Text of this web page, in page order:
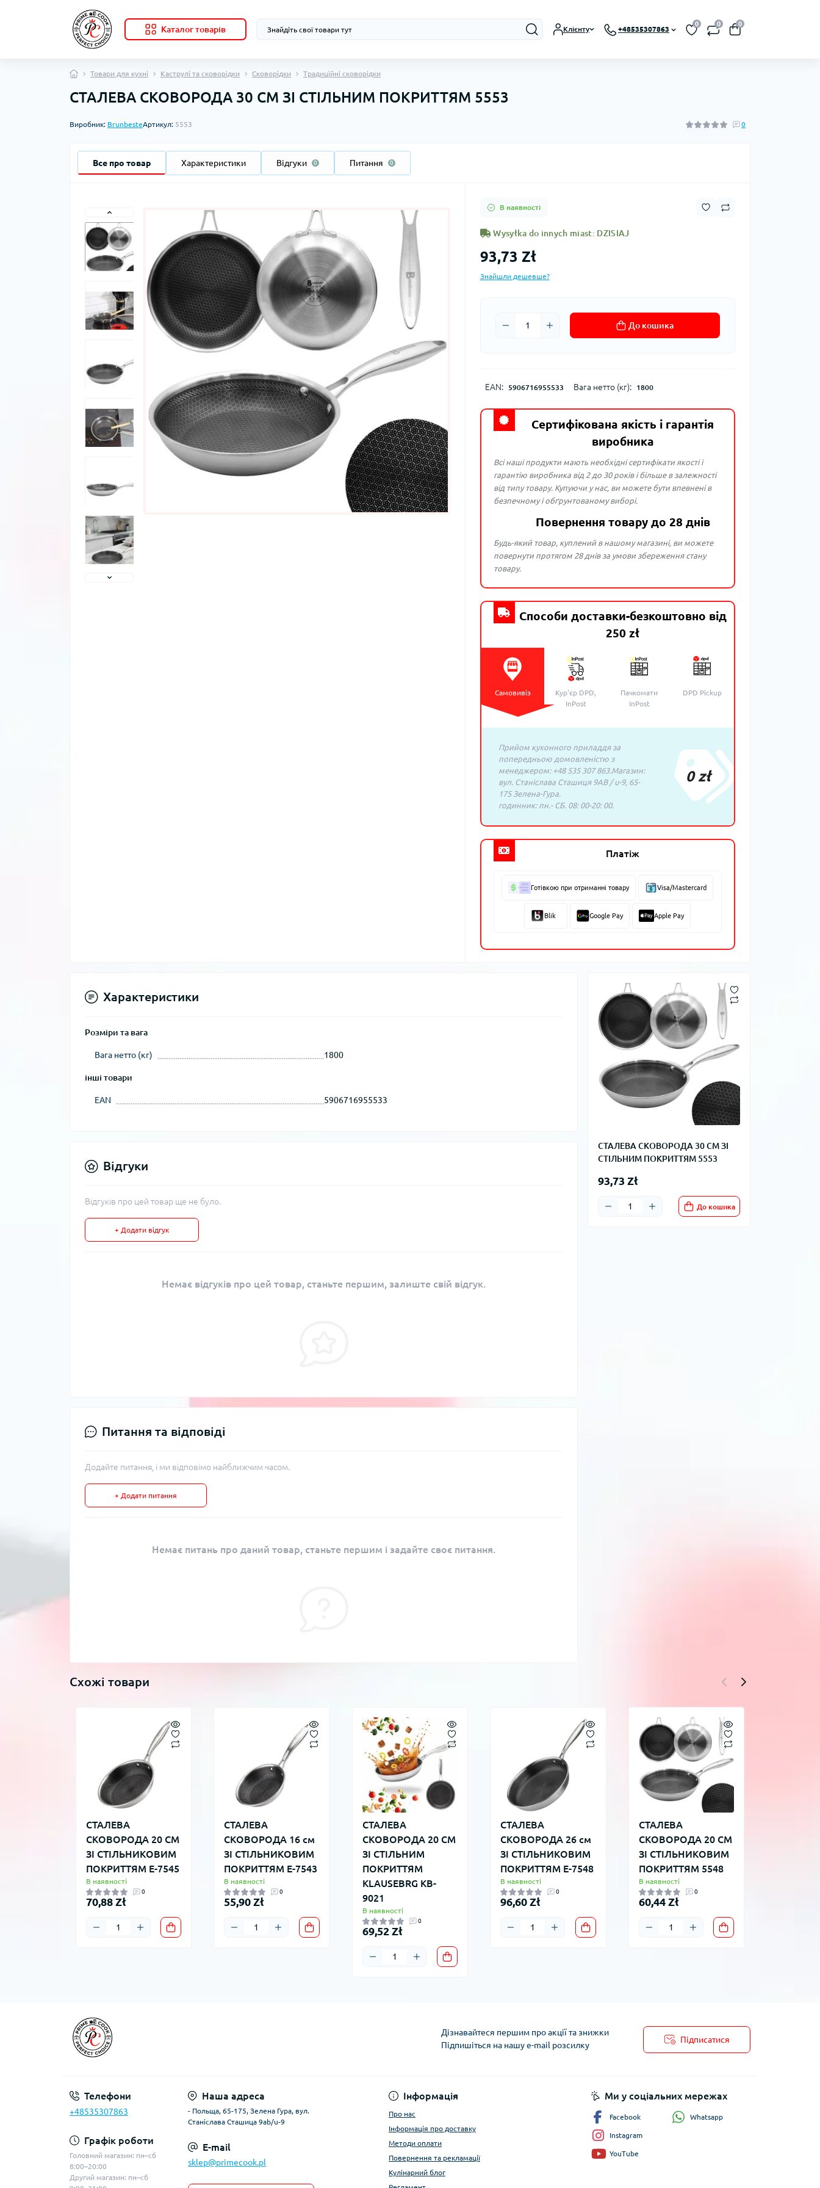
Каталог товарів Клієнту +48535307863
0 0 0
Товари для кухні Каструлі та сковорідки Сковорідки Традиційні сковорідки
СТАЛЕВА СКОВОРОДА 30 СМ ЗІ СТІЛЬНИМ ПОКРИТТЯМ 5553
Виробник: BrunbesteАртикул: 5553 0
Все про товар Характеристики Відгуки 0 Питання 0
В наявності
Wysyłka do innych miast: DZISIAJ
93,73 Zł
Знайшли дешевше?
До кошика
EAN: 5906716955533 Вага нетто (кг): 1800
Сертифікована якість і гарантія
виробника
Всі наші продукти мають необхідні сертифікати якості і
гарантію виробника від 2 до 30 років і більше в залежності
від типу товару. Купуючи у нас, ви можете бути впевнені в
безпечному і обґрунтованому виборі.
Повернення товару до 28 днів
Будь-який товар, куплений в нашому магазині, ви можете
повернути протягом 28 днів за умови збереження стану
товару.
Способи доставки-безкоштовно від
250 zł
Самовивіз
Кур'єр DPD,
InPost
Пачкомати
InPost
DPD Pickup
Прийом кухонного приладдя за
попередньою домовленістю з
менеджером: +48 535 307 863.Магазин:
вул. Станіслава Сташиця 9AB / u-9, 65-
175 Зелена-Гура.
годинник: пн.- СБ. 08: 00-20: 00.
0 zł
Платіж
Готівкою при отриманні товару Visa/Mastercard
Blik Google Pay Apple Pay
СТАЛЕВА СКОВОРОДА 30 СМ ЗІ
СТІЛЬНИМ ПОКРИТТЯМ 5553
93,73 Zł
До кошика
Характеристики
Розміри та вага
Вага нетто (кг) 1800
інші товари
EAN 5906716955533
Відгуки
Відгуків про цей товар ще не було.
+ Додати відгук
Немає відгуків про цей товар, станьте першим, залиште свій відгук.
Питання та відповіді
Додайте питання, і ми відповімо найближчим часом.
+ Додати питання
Немає питань про даний товар, станьте першим і задайте своє питання.
Схожі товари
СТАЛЕВА
СКОВОРОДА 20 СМ
ЗІ СТІЛЬНИКОВИМ
ПОКРИТТЯМ E-7545
В наявності
0
70,88 Zł
СТАЛЕВА
СКОВОРОДА 16 см
ЗІ СТІЛЬНИКОВИМ
ПОКРИТТЯМ E-7543
В наявності
0
55,90 Zł
СТАЛЕВА
СКОВОРОДА 20 СМ
ЗІ СТІЛЬНИМ
ПОКРИТТЯМ
KLAUSEBRG KB-
9021
В наявності
0
69,52 Zł
СТАЛЕВА
СКОВОРОДА 26 см
ЗІ СТІЛЬНИКОВИМ
ПОКРИТТЯМ E-7548
В наявності
0
96,60 Zł
СТАЛЕВА
СКОВОРОДА 20 СМ
ЗІ СТІЛЬНИКОВИМ
ПОКРИТТЯМ 5548
В наявності
0
60,44 Zł
Дізнавайтеся першим про акції та знижки
Підпишіться на нашу e-mail розсилку
Підписатися
Телефони
+48535307863
Графік роботи
Головний магазин: пн–сб
8:00–20:00
Другий магазин: пн–сб
Наша адреса
- Польща, 65-175, Зелена Гура, вул.
Станіслава Сташица 9ab/u-9
E-mail
sklep@primecook.pl
Інформація
Про нас
Інформація про доставку
Методи оплати
Повернення та рекламації
Кулінарний блог
Ми у соціальних мережах
Facebook
Instagram
YouTube
Whatsapp